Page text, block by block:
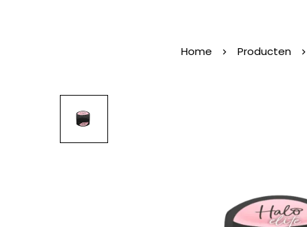
Home Producten